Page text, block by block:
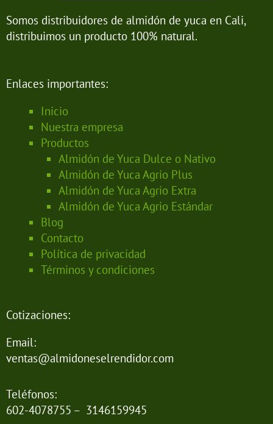
Somos distribuidores de almidón de yuca en Cali,
distribuimos un producto 100% natural.
Enlaces importantes:
Inicio
Nuestra empresa
Productos
Almidón de Yuca Dulce o Nativo
Almidón de Yuca Agrio Plus
Almidón de Yuca Agrio Extra
Almidón de Yuca Agrio Estándar
Blog
Contacto
Política de privacidad
Términos y condiciones
Cotizaciones:
Email:
ventas@almidoneselrendidor.com
Teléfonos:
602-4078755 – 3146159945